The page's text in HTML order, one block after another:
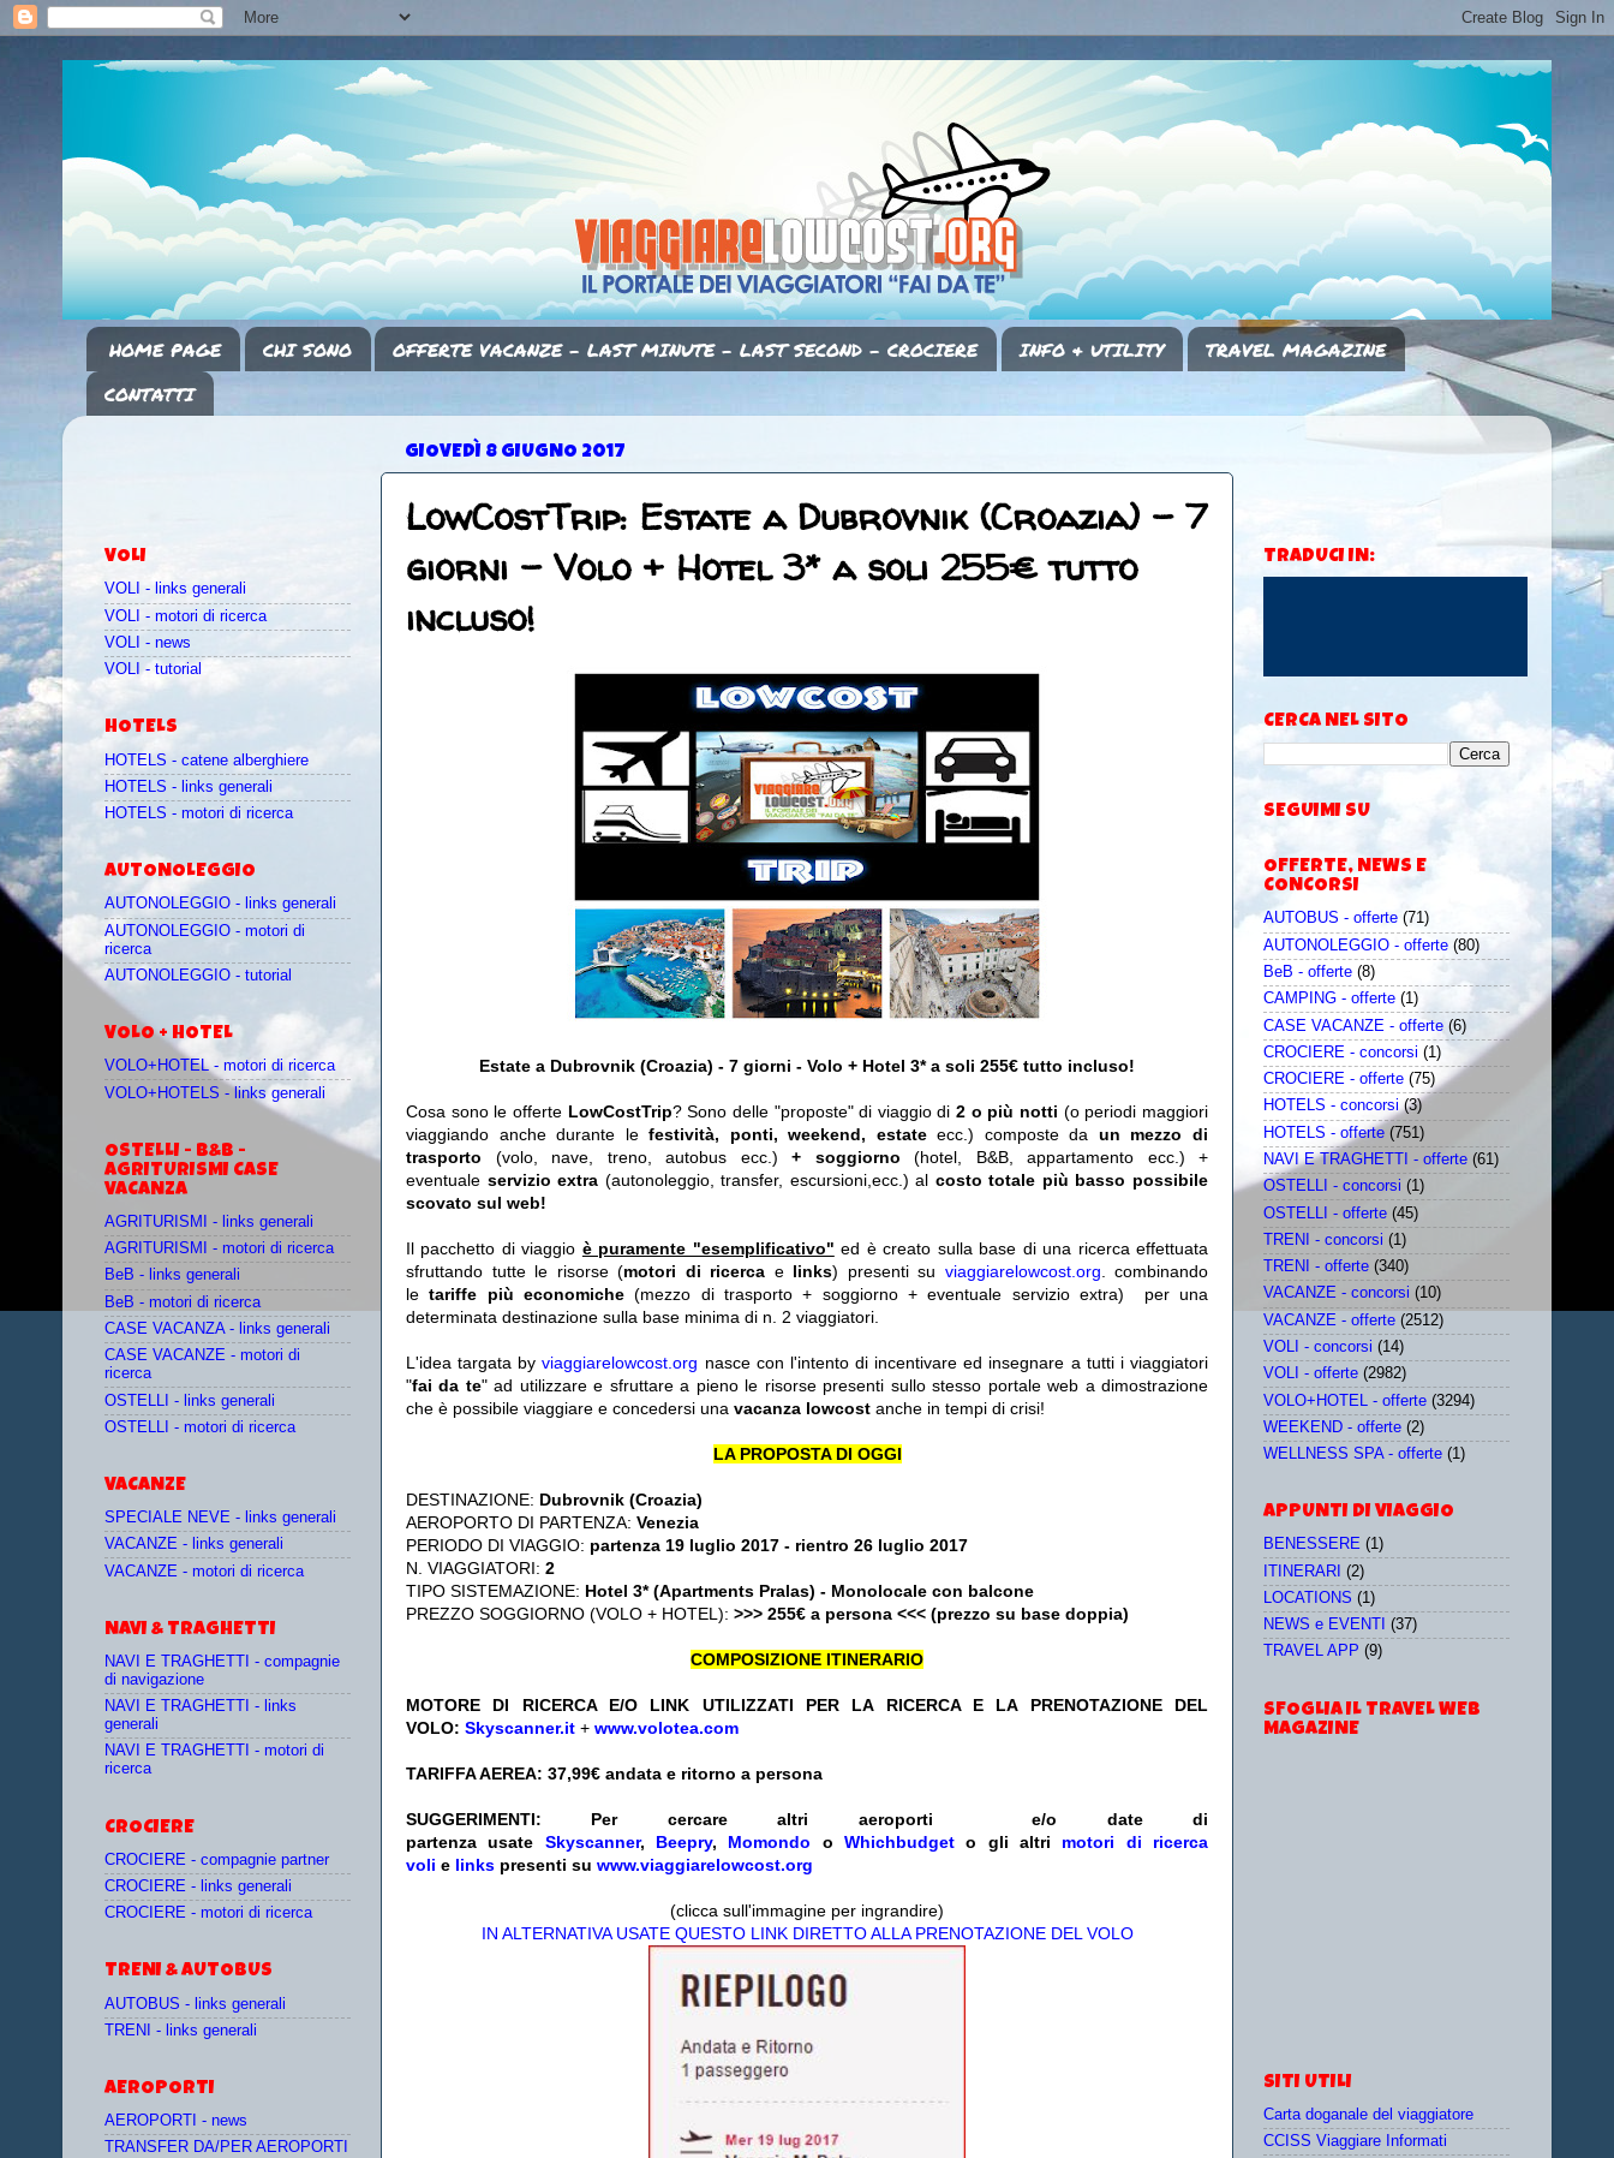
HOME PAGE CHI SONO OFFERTE VACANZE - LAST MINUTE - LAST SECOND - CROCIERE INFO & UTILITY
TRAVEL MAGAZINE
CONTATTI
GIOVEDÌ 8 GIUGNO 2017
LowCostTrip: Estate a Dubrovnik (Croazia) - 7
giorni - Volo + Hotel 3* a soli 255€ tutto
incluso!
Estate a Dubrovnik (Croazia) - 7 giorni - Volo + Hotel 3* a soli 255€ tutto incluso!
Cosa sono le offerte LowCostTrip? Sono delle "proposte" di viaggio di2 o più notti (o periodi maggiori
viaggiando anche durante lefestività, ponti, weekend, estateecc.) composte da un mezzo di
trasporto (volo, nave, treno, autobus ecc.) + soggiorno (hotel, B&B, appartamento ecc.) +
eventuale servizio extra (autonoleggio, transfer, escursioni,ecc.) al costo totale più basso possibile
scovato sul web!
Il pacchetto di viaggio è puramente "esemplificativo" ed è creato sulla base di una ricerca effettuata
sfruttando tutte le risorse (motori di ricerca e links) presenti su viaggiarelowcost.org . combinando
le tariffe più economiche(mezzo di trasporto + soggiorno + eventuale servizio extra)
per una
determinata destinazione sulla base minima di n. 2 viaggiatori.
L'idea targata byviaggiarelowcost.org nasce con l'intento di incentivare ed insegnare a tutti i viaggiatori
"fai da te" ad utilizzare e sfruttare a pieno le risorse presenti sullo stesso portale web a dimostrazione
che è possibile viaggiare e concedersi una vacanza lowcost anche in tempi di crisi!
LA PROPOSTA DI OGGI
DESTINAZIONE: Dubrovnik (Croazia)
AEROPORTO DI PARTENZA: Venezia
PERIODO DI VIAGGIO: partenza 19 luglio 2017 - rientro 26 luglio 2017
N. VIAGGIATORI: 2
TIPO SISTEMAZIONE: Hotel 3* (Apartments Pralas) - Monolocale con balcone
PREZZO SOGGIORNO (VOLO + HOTEL): >>> 255€ a persona <<< (prezzo su base doppia)
COMPOSIZIONE ITINERARIO
MOTORE DI RICERCA E/O LINK UTILIZZATI PER LA RICERCA E LA PRENOTAZIONE DEL
VOLO: Skyscanner.it + www.volotea.com
TARIFFA AEREA: 37,99€ andata e ritorno a persona
SUGGERIMENTI: Per cercare altri aeroporti e/o date di
partenza usate Skyscanner, Beepry, Momondo oWhichbudget o gli altri motori di ricerca
voli e links presenti su www.viaggiarelowcost.org
(clicca sull'immagine per ingrandire)
IN ALTERNATIVA USATE QUESTO LINK DIRETTO ALLA PRENOTAZIONE DEL VOLO
VOLI
VOLI - links generali
VOLI - motori di ricerca
VOLI - news
VOLI - tutorial
HOTELS
HOTELS - catene alberghiere
HOTELS - links generali
HOTELS - motori di ricerca
AUTONOLEGGIO
AUTONOLEGGIO - links generali
AUTONOLEGGIO - motori di
ricerca
AUTONOLEGGIO - tutorial
VOLO + HOTEL
VOLO+HOTEL - motori di ricerca
VOLO+HOTELS - links generali
OSTELLI - B&B -
AGRITURISMI CASE
VACANZA
AGRITURISMI - links generali
AGRITURISMI - motori di ricerca
BeB - links generali
BeB - motori di ricerca
CASE VACANZA - links generali
CASE VACANZE - motori di
ricerca
OSTELLI - links generali
OSTELLI - motori di ricerca
VACANZE
SPECIALE NEVE - links generali
VACANZE - links generali
VACANZE - motori di ricerca
NAVI & TRAGHETTI
NAVI E TRAGHETTI - compagnie
di navigazione
NAVI E TRAGHETTI - links
generali
NAVI E TRAGHETTI - motori di
ricerca
CROCIERE
CROCIERE - compagnie partner
CROCIERE - links generali
CROCIERE - motori di ricerca
TRENI & AUTOBUS
AUTOBUS - links generali
TRENI - links generali
AEROPORTI
AEROPORTI - news
TRANSFER DA/PER AEROPORTI
TRADUCI IN:
CERCA NEL SITO
SEGUIMI SU
OFFERTE, NEWS E
CONCORSI
AUTOBUS - offerte (71)
AUTONOLEGGIO - offerte (80)
BeB - offerte (8)
CAMPING - offerte (1)
CASE VACANZE - offerte (6)
CROCIERE - concorsi (1)
CROCIERE - offerte (75)
HOTELS - concorsi (3)
HOTELS - offerte (751)
NAVI E TRAGHETTI - offerte (61)
OSTELLI - concorsi (1)
OSTELLI - offerte (45)
TRENI - concorsi (1)
TRENI - offerte (340)
VACANZE - concorsi (10)
VACANZE - offerte (2512)
VOLI - concorsi (14)
VOLI - offerte (2982)
VOLO+HOTEL - offerte (3294)
WEEKEND - offerte (2)
WELLNESS SPA - offerte (1)
APPUNTI DI VIAGGIO
BENESSERE (1)
ITINERARI (2)
LOCATIONS (1)
NEWS e EVENTI
(37)
TRAVEL APP (9)
SFOGLIA IL TRAVEL WEB
MAGAZINE
SITI UTILI
Carta doganale del viaggiatore
CCISS Viaggiare Informati